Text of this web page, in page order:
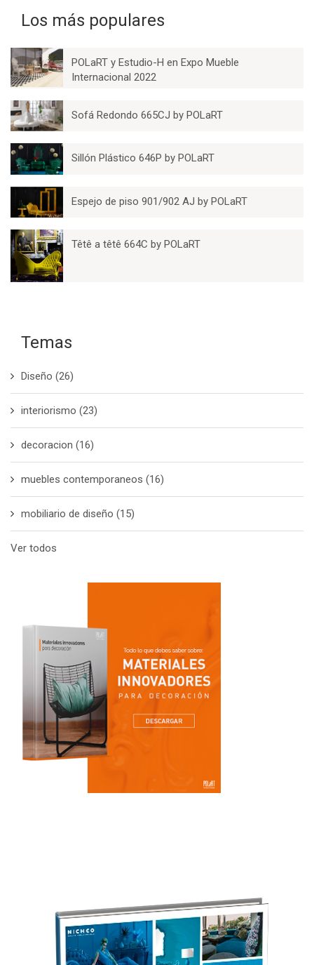
Los más populares
POLaRT y Estudio-H en Expo Mueble
Internacional 2022
Sofá Redondo 665CJ by POLaRT
Sillón Plástico 646P by POLaRT
Espejo de piso 901/902 AJ by POLaRT
Têtê a têtê 664C by POLaRT
Temas
Diseño (26)
interiorismo (23)
decoracion (16)
muebles contemporaneos (16)
mobiliario de diseño (15)
Ver todos